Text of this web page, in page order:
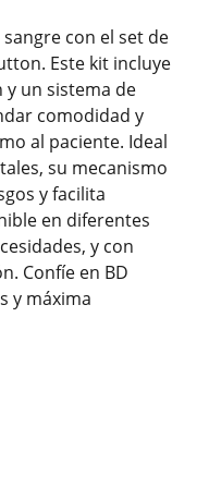
con el set de
Este kit incluye
y un sistema de
comodidad y
al paciente. Ideal
su mecanismo
y facilita
en diferentes
y con
Confíe en BD
y máxima